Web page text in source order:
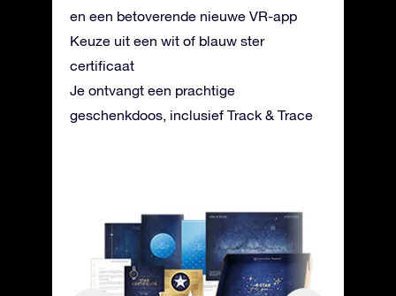
en een betoverende nieuwe VR-app
Keuze uit een wit of blauw ster
certificaat
Je ontvangt een prachtige
geschenkdoos, inclusief Track & Trace